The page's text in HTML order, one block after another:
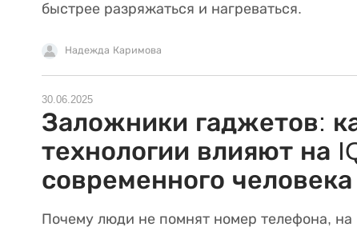
быстрее разряжаться и нагреваться.
Надежда Каримова
30.06.2025
Заложники гаджетов:
технологии влияют на
современного человека
Почему люди не помнят номер телефона, на